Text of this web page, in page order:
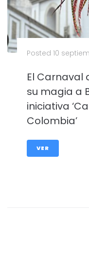
Posted 10
El Carnaval
su magia a
iniciativa
Colombia’
VER